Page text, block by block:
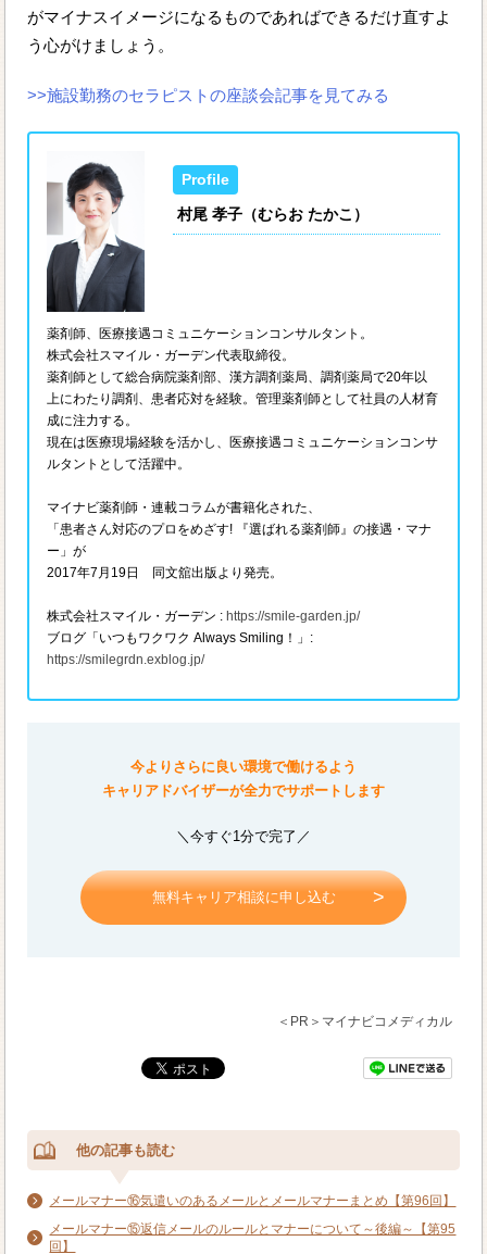
がマイナスイメージになるものであればできるだけ直すよ
う心がけましょう。
>>施設勤務のセラピストの座談会記事を見てみる
村尾 孝子（むらお たかこ）
薬剤師、医療接遇コミュニケーションコンサルタント。
株式会社スマイル・ガーデン代表取締役。
薬剤師として総合病院薬剤部、漢方調剤薬局、調剤薬局で20年以
上にわたり調剤、患者応対を経験。管理薬剤師として社員の人材育
成に注力する。
現在は医療現場経験を活かし、医療接遇コミュニケーションコンサ
ルタントとして活躍中。
マイナビ薬剤師・連載コラムが書籍化された、
「患者さん対応のプロをめざす! 『選ばれる薬剤師』の接遇・マナ
ー」が
2017年7月19日 同文舘出版より発売。
株式会社スマイル・ガーデン : https://smile-garden.jp/
ブログ「いつもワクワク Always Smiling！」:
https://smilegrdn.exblog.jp/
今よりさらに良い環境で働けるよう
キャリアドバイザーが全力でサポートします
＼今すぐ1分で完了／
無料キャリア相談に申し込む
＜PR＞マイナビコメディカル
他の記事も読む
メールマナー⑯気遣いのあるメールとメールマナーまとめ【第96回】
メールマナー⑮返信メールのルールとマナーについて～後編～【第95
回】